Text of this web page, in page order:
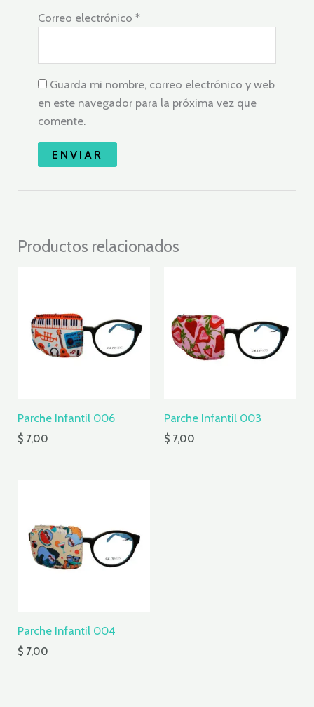
Correo electrónico *
Guarda mi nombre, correo electrónico y web
en este navegador para la próxima vez que
comente.
Productos relacionados
Parche Infantil 006
$ 7,00
Parche Infantil 003
$ 7,00
Parche Infantil 004
$ 7,00